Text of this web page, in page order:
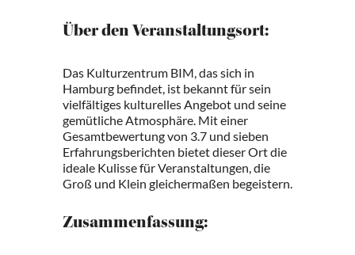
Über den Veranstaltungsort:
Das Kulturzentrum BIM, das sich in
Hamburg befindet, ist bekannt für sein
vielfältiges kulturelles Angebot und seine
gemütliche Atmosphäre. Mit einer
Gesamtbewertung von 3.7 und sieben
Erfahrungsberichten bietet dieser Ort die
ideale Kulisse für Veranstaltungen, die
Groß und Klein gleichermaßen begeistern.
Zusammenfassung: